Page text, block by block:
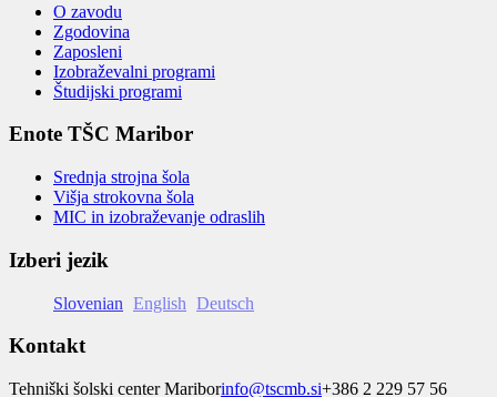
O zavodu
Zgodovina
Zaposleni
Izobraževalni programi
Študijski programi
Enote TŠC Maribor
Srednja strojna šola
Višja strokovna šola
MIC in izobraževanje odraslih
Izberi jezik
Slovenian English Deutsch
Kontakt
Tehniški šolski center Mariborinfo@tscmb.si+386 2 229 57 56